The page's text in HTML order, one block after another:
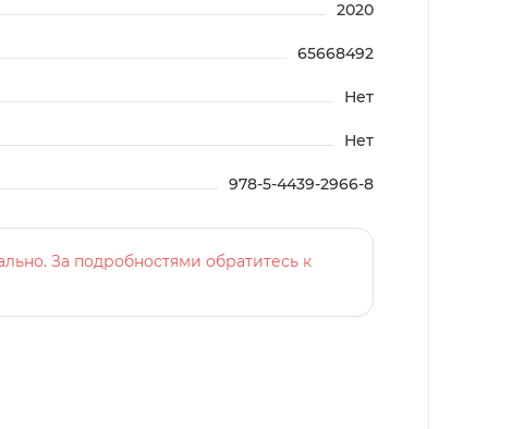
2020
65668492
Нет
Нет
978-5-4439-2966-8
За подробностями обратитесь к